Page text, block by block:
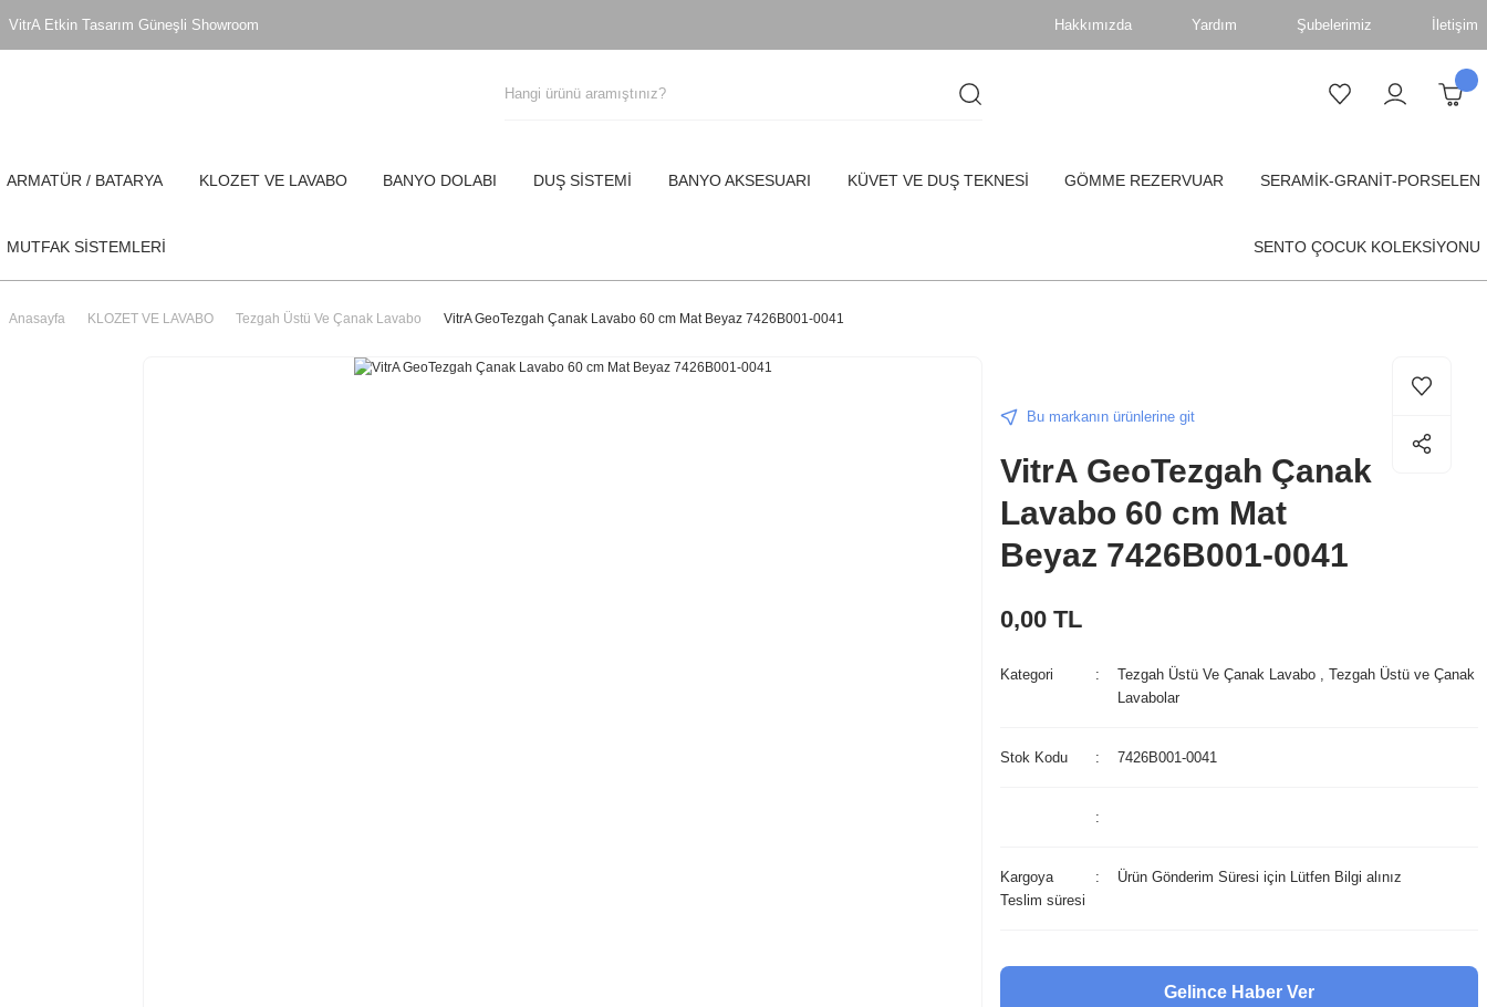
VitrA Etkin Tasarım Güneşli Showroom Hakkımızda Yardım Şubelerimiz İletişim
ARMATÜR / BATARYA KLOZET VE LAVABO BANYO DOLABI DUŞ SİSTEMİ BANYO AKSESUARI KÜVET VE DUŞ TEKNESİ GÖMME REZERVUAR SERAMİK-GRANİT-PORSELEN
MUTFAK SİSTEMLERİ SENTO ÇOCUK KOLEKSİYONU
Anasayfa KLOZET VE LAVABO Tezgah Üstü Ve Çanak Lavabo VitrA GeoTezgah Çanak Lavabo 60 cm Mat Beyaz 7426B001-0041
Bu markanın ürünlerine git
VitrA GeoTezgah Çanak
Lavabo 60 cm Mat
Beyaz 7426B001-0041
0,00 TL
Kategori Tezgah Üstü Ve Çanak Lavabo ,Tezgah Üstü ve Çanak
Lavabolar
Stok Kodu 7426B001-0041
Kargoya
Teslim süresi
Ürün Gönderim Süresi için Lütfen Bilgi alınız
Gelince Haber Ver